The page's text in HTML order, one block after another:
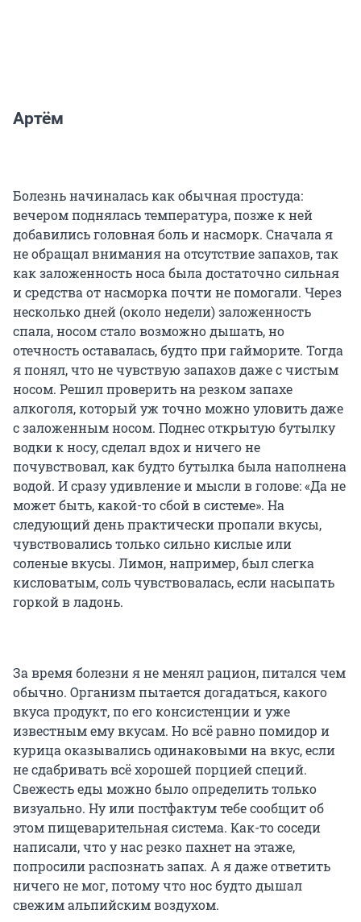
Артём
Болезнь начиналась как обычная простуда:
вечером поднялась температура, позже к ней
добавились головная боль и насморк. Сначала я
не обращал внимания на отсутствие запахов, так
как заложенность носа была достаточно сильная
и средства от насморка почти не помогали. Через
несколько дней (около недели) заложенность
спала, носом стало возможно дышать, но
отечность оставалась, будто при гайморите. Тогда
я понял, что не чувствую запахов даже с чистым
носом. Решил проверить на резком запахе
алкоголя, который уж точно можно уловить даже
с заложенным носом. Поднес открытую бутылку
водки к носу, сделал вдох и ничего не
почувствовал, как будто бутылка была наполнена
водой. И сразу удивление и мысли в голове: «Да не
может быть, какой-то сбой в системе». На
следующий день практически пропали вкусы,
чувствовались только сильно кислые или
соленые вкусы. Лимон, например, был слегка
кисловатым, соль чувствовалась, если насыпать
горкой в ладонь.
За время болезни я не менял рацион, питался чем
обычно. Организм пытается догадаться, какого
вкуса продукт, по его консистенции и уже
известным ему вкусам. Но всё равно помидор и
курица оказывались одинаковыми на вкус, если
не сдабривать всё хорошей порцией специй.
Свежесть еды можно было определить только
визуально. Ну или постфактум тебе сообщит об
этом пищеварительная система. Как-то соседи
написали, что у нас резко пахнет на этаже,
попросили распознать запах. А я даже ответить
ничего не мог, потому что нос будто дышал
свежим альпийским воздухом.